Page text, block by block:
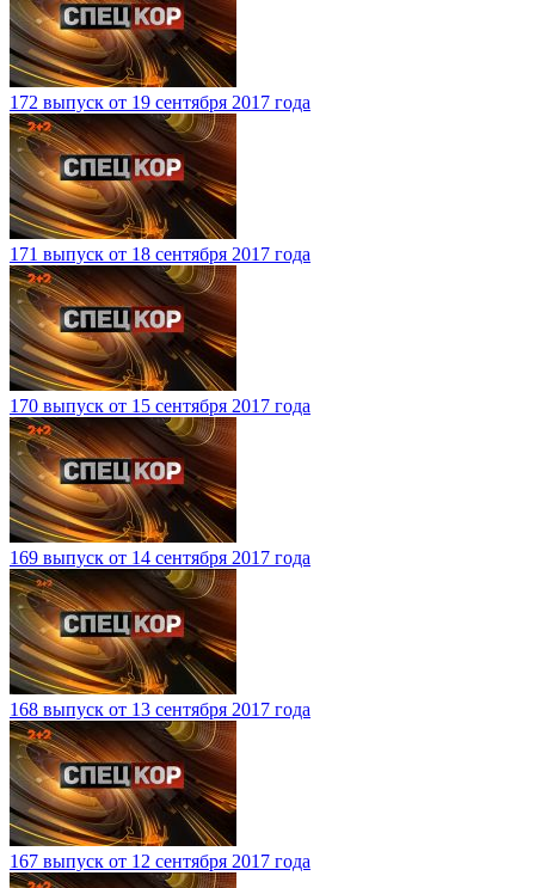
172 выпуск от 19 сентября 2017 года
171 выпуск от 18 сентября 2017 года
170 выпуск от 15 сентября 2017 года
169 выпуск от 14 сентября 2017 года
168 выпуск от 13 сентября 2017 года
167 выпуск от 12 сентября 2017 года